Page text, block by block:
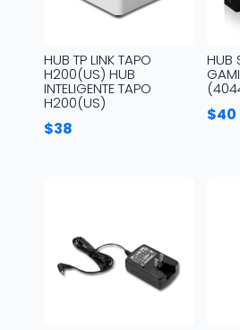
HUB TP LINK TAPO
H200(US) HUB
INTELIGENTE TAPO
H200(US)
$38
HUB
$40